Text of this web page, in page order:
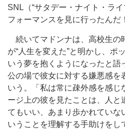
SNL（“サタデー・ナイト・ラ
フォーマンスを見に行ったんだ
続いてマドンナは、高校生の
が“人生を変えた”と明かし、ポ
いう夢を抱くようになったと語
公の場で彼女に対する嫌悪感を
いう。「私は常に疎外感を感じ
ージ上の彼を見たことは、人と
てもいい、あまり歩かれていな
いうことを理解する手助けをし